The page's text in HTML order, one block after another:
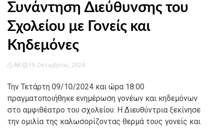
Συνάντηση Διεύθυνσης του
Σχολείου με Γονείς και
Κηδεμόνες
AK 15 Οκτωβρίου, 2024
Την Τετάρτη 09/10/2024 και ώρα 18:00
πραγματοποιήθηκε ενημέρωση γονέων και κηδεμόνων
στο αμφιθέατρο του σχολείου. Η Διευθύντρια ξεκίνησε
την ομιλία της καλωσορίζοντας θερμά τους γονείς και